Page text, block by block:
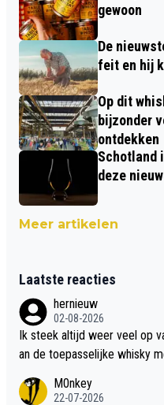
gewoon
De
feit en hij
Op dit
bijzonder
ontdekken
Schotland
deze
Meer artikelen
Laatste reacties
hernieuw
02-08-2026
Ik steek altijd weer veel op
an de toepasselijke whisky
M0nkey
22-07-2026